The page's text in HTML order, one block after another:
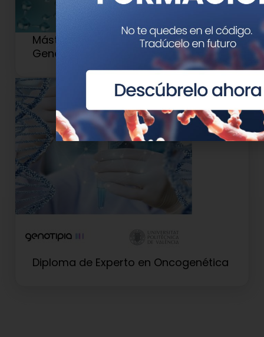
Máster en Medicina de Precisión y
Genética Clínica
Diploma de Experto en Oncogenética